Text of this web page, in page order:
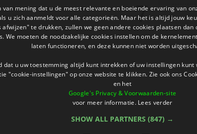
7
van mening dat u de meest relevante en boeiende ervaring van
u zich aanmeldt voor alle categorieën. Maar het is altijd jouw
afwijzen" te drukken, zullen we geen andere cookies plaatsen dan
We moeten de noodzakelijke cookies instellen om de
laten functioneren, en deze kunnen niet worden
dat u uw toestemming altijd kunt intrekken of uw instellingen kunt
"cookie-instellingen" op onze website te klikken. Zie ook ons
en het
Google's Privacy & Voorwaarden-site
voor meer informatie. Lees verder
SHOW ALL PARTNERS (847) →